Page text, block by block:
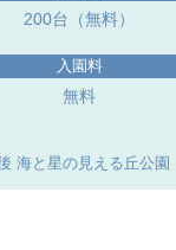
200台（無料）
入園料
無料
海と星の見える丘公園